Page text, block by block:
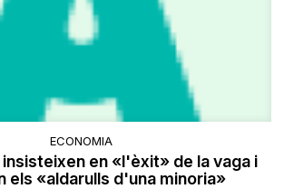
ECONOMIA
en «l'èxit» de la vaga i
els «aldarulls d'una minoria»